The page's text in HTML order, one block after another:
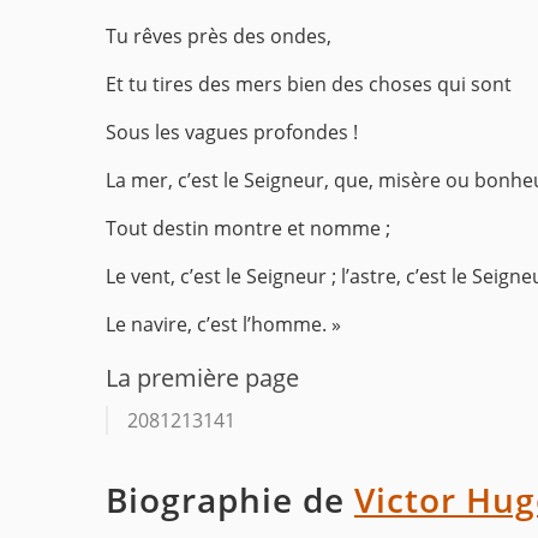
Tu rêves près des ondes,
Et tu tires des mers bien des choses qui sont
Sous les vagues profondes !
La mer, c’est le Seigneur, que, misère ou
Tout destin montre et nomme ;
Le vent, c’est le Seigneur ; l’astre, c’est le
Le navire, c’est l’homme. »
La première page
2081213141
Biographie de Victor